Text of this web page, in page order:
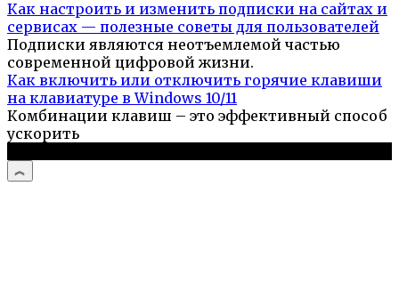
Как настроить и изменить подписки на сайтах и
сервисах — полезные советы для пользователей
Подписки являются неотъемлемой частью
современной цифровой жизни.
Как включить или отключить горячие клавиши
на клавиатуре в Windows 10/11
Комбинации клавиш – это эффективный способ
ускорить